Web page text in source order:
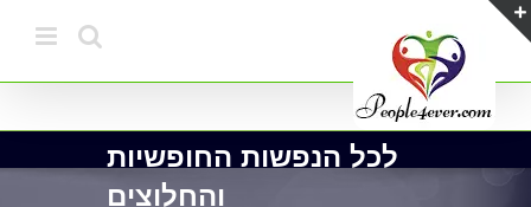
content
לכל הנפשות החופשיות
והחלוצים